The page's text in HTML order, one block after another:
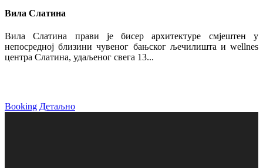
Вила Слатина
Вила Слатина прави је бисер архитектуре смјештен у
непосредној близини чувеног бањског љечилишта и wellnes
центра Слатина, удаљеног свега 13...
Booking Детаљно